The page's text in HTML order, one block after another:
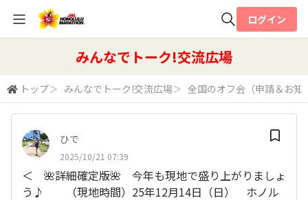
検索
ログイン
みんなでトーク!交流広場
トップ＞ みんなでトーク!交流広場＞ 全国のオフ会（申請＆お知
ひで
2025/10/21 07:39
＜ 🌺詳細確定版🌺 今年も現地で盛り上がりましょ
う♪ （現地時間）25年12月14日（日） ホノル